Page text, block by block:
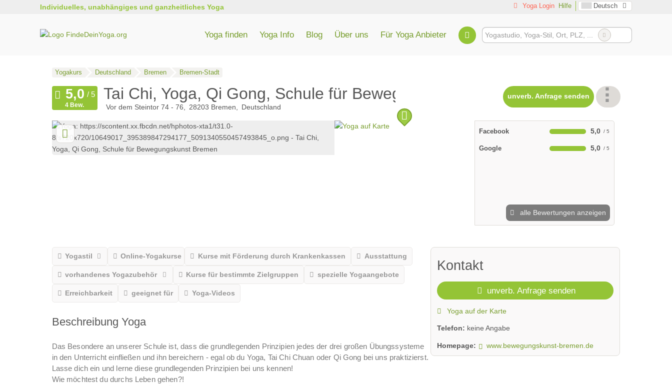
Individuelles, unabhängiges und ganzheitliches Yoga Yoga Login Hilfe Deutsch
Yoga finden Yoga Info Blog Über uns Für Yoga Anbieter
Yogakurs Deutschland Bremen Bremen-Stadt
Tai Chi, Yoga, Qi Gong, Schule für Bewegungskunst Bremen
Vor dem Steintor 74 - 76 28203 Bremen Deutschland
unverb. Anfrage senden
4 Bew.
Facebook 5,0
Google 5,0
alle Bewertungen anzeigen
Yogastil Online-Yogakurse Kurse mit Förderung durch Krankenkassen Ausstattung
vorhandenes Yogazubehör Kurse für bestimmte Zielgruppen spezielle Yogaangebote
Erreichbarkeit geeignet für Yoga-Videos
Beschreibung Yoga
Das Besondere an unserer Schule ist, dass die grundlegenden Prinzipien jedes der drei großen Übungssysteme
in den Unterricht einfließen und ihn bereichern - egal ob du Yoga, Tai Chi Chuan oder Qi Gong bei uns praktizierst.
Lasse dich ein und lerne diese grundlegenden Prinzipien bei uns kennen!
Wie möchtest du durchs Leben gehen?!
Kontakt
unverb. Anfrage senden
Yoga auf der Karte
Telefon: keine Angabe
Homepage: www.bewegungskunst-bremen.de